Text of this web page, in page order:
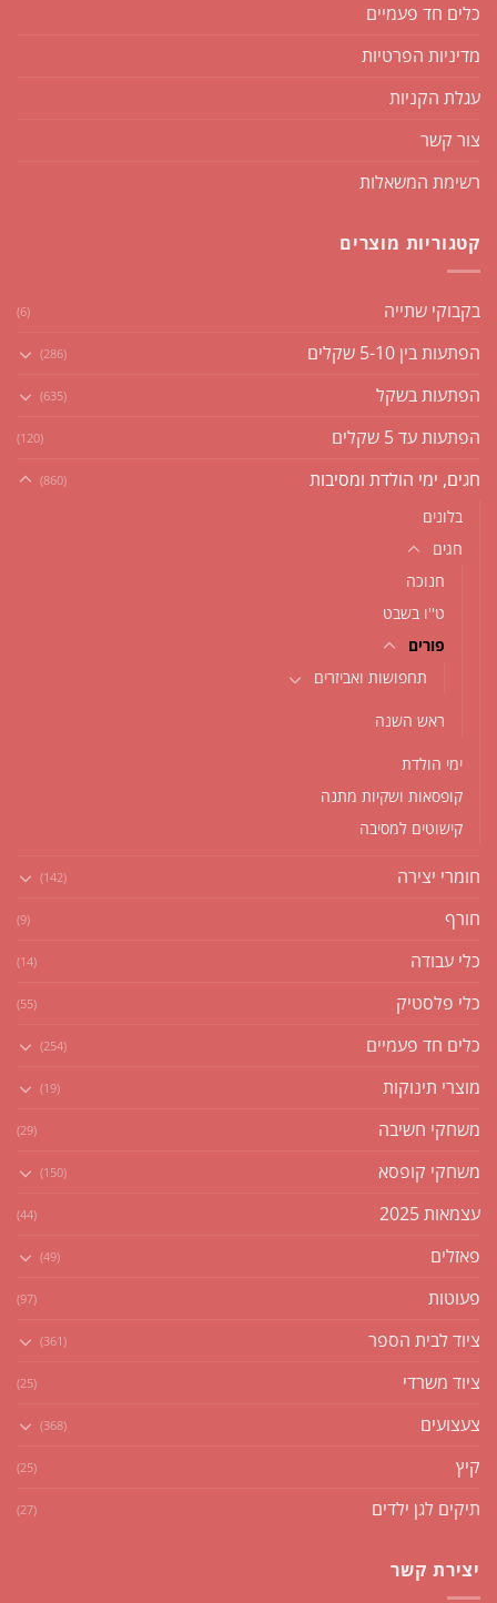
כלים חד פעמיים
מדיניות הפרטיות
עגלת הקניות
צור קשר
רשימת המשאלות
קטגוריות מוצרים
בקבוקי שתייה (6)
הפתעות בין 5-10 שקלים (286)
הפתעות בשקל (635)
הפתעות עד 5 שקלים (120)
חגים, ימי הולדת ומסיבות (860)
בלונים
חגים
חנוכה
ט''ו בשבט
פורים
תחפושות ואביזרים
ראש השנה
ימי הולדת
קופסאות ושקיות מתנה
קישוטים למסיבה
חומרי יצירה (142)
חורף (9)
כלי עבודה (14)
כלי פלסטיק (55)
כלים חד פעמיים (254)
מוצרי תינוקות (19)
משחקי חשיבה (29)
משחקי קופסא (150)
עצמאות 2025 (44)
פאזלים (49)
פעוטות (97)
ציוד לבית הספר (361)
ציוד משרדי (25)
צעצועים (368)
קיץ (25)
תיקים לגן ילדים (27)
יצירת קשר